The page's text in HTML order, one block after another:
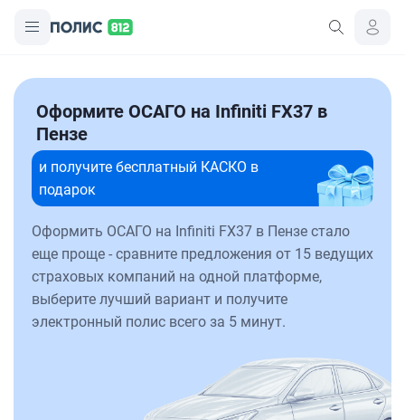
Оформите ОСАГО на Infiniti FX37 в
Пензе
и получите бесплатный КАСКО в
подарок
Оформить ОСАГО на Infiniti FX37 в Пензе стало
еще проще - сравните предложения от 15 ведущих
страховых компаний на одной платформе,
выберите лучший вариант и получите
электронный полис всего за 5 минут.